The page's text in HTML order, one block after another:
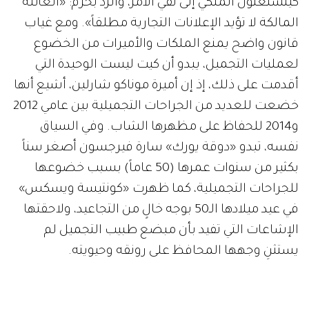
كينسنغتون الملكي إلى نفي الأمر، والرد بحزم: «العائلة
المالكة لا تؤيد الإعلانات التجارية مطلقاً». ومع غياب
قانون واضح يمنع الملكات والأميرات من الخضوع
لعمليات التجميل، يبدو أن كيت ليست الوحيدة التي
أقدمت على ذلك، إذ إن أميرة موناكو شارلين، أشيع أنها
خضعت للعديد من الجراحات التجميلية بين عامي 2012
و2014 للحفاظ على مظهرها الشاب. وفي السياق
نفسه، تبدو «دوقة يورك» سارة فيرجسون أصغر سناً
بكثير من سنوات عمرها (50 عاماً) بسبب خضوعها
للجراحات التجميلية، كما ظهرت «كونتيسة ويسكس»
في عيد ميلادها الـ50 بوجه خالٍ من التجاعيد، ولاحقتها
الإشاعات التي تفيد بأن مبضع طبيب التجميل لم
يستثنِ وجهها المحافظ على رونقه وحيويته.